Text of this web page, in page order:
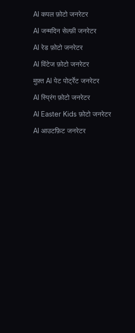
AI कपल फ़ोटो जनरेटर
AI जन्मदिन सेल्फ़ी जनरेटर
AI रेड फ़ोटो जनरेटर
AI विंटेज फ़ोटो जनरेटर
मुफ़्त AI पेट पोर्ट्रेट जनरेटर
AI स्प्रिंग फ़ोटो जनरेटर
AI Easter Kids फ़ोटो जनरेटर
AI आउटफ़िट जनरेटर